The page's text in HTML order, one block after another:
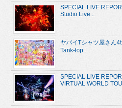
SPECIAL LIVE
Studio Live...
ヤバイTシャツ屋さん
Tank-top...
SPECIAL LIVE
VIRTUAL WORLD